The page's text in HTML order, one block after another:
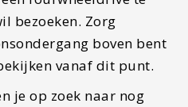
bezoeken. Zorg
boven bent
vanaf dit punt.
je op zoek naar nog